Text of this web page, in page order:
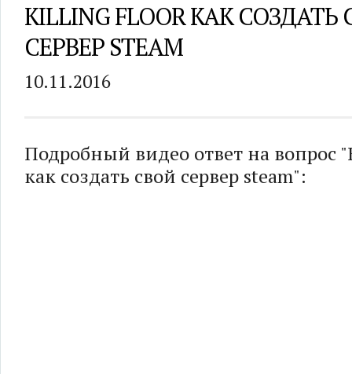
KILLING FLOOR КАК
СЕРВЕР STEAM
10.11.2016
Подробный видео ответ на вопрос
как создать свой сервер steam":